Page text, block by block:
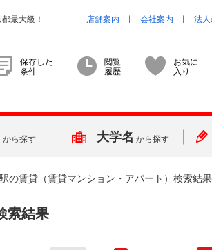
最大級！ 店舗案内 会社案内 法
保存した
条件
閲覧
履歴
お気に
入り
から探す 大学名 から探す
の賃貸（賃貸マンション・アパート）検索結果
索結果